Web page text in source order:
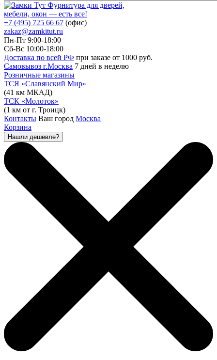
Фурнитура для дверей,
мебели, окон — есть все!
+7 (495) 725 66 67 (офис)
zakaz@zamkitut.ru
Пн-Пт 9:00-18:00
Сб-Вс 10:00-18:00
Доставка по всей РФ при заказе от 1000 руб.
Самовывоз г.Москва 7 дней в неделю
Розничные магазины
ТСЯ «Славянский Мир»
(41 км МКАД)
ТСК «Молоток»
(1 км от г. Троицк)
Контакты Ваш город Москва
Корзина
Нашли дешевле?